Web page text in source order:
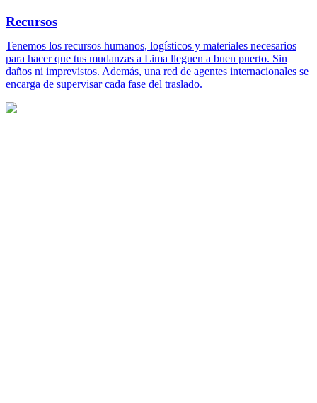
Recursos
Tenemos los recursos humanos, logísticos y materiales necesarios
para hacer que tus mudanzas a Lima lleguen a buen puerto. Sin
daños ni imprevistos. Además, una red de agentes internacionales se
encarga de supervisar cada fase del traslado.